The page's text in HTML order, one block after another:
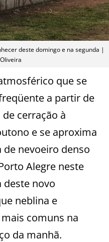
deste domingo e na segunda |
que se
a partir de
cerração à
e se aproxima
nevoeiro denso
Alegre neste
deste novo
neblina e
comuns na
da manhã.